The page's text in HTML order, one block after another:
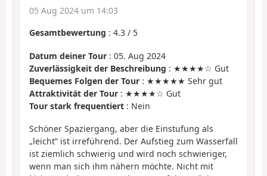
05 Aug 2024 um 14:03
Gesamtbewertung : 4.3 / 5
Datum deiner Tour : 05. Aug 2024
Zuverlässigkeit der Beschreibung : ★★★★☆ Gut
Bequemes Folgen der Tour : ★★★★★ Sehr gut
Attraktivität der Tour : ★★★★☆ Gut
Tour stark frequentiert : Nein
Schöner Spaziergang, aber die Einstufung als
„leicht” ist irreführend. Der Aufstieg zum Wasserfall
ist ziemlich schwierig und wird noch schwieriger,
wenn man sich ihm nähern möchte. Nicht mit